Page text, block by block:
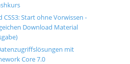
CSS3: Start ohne Vorwissen -
Download Material
mit
Core 7.0